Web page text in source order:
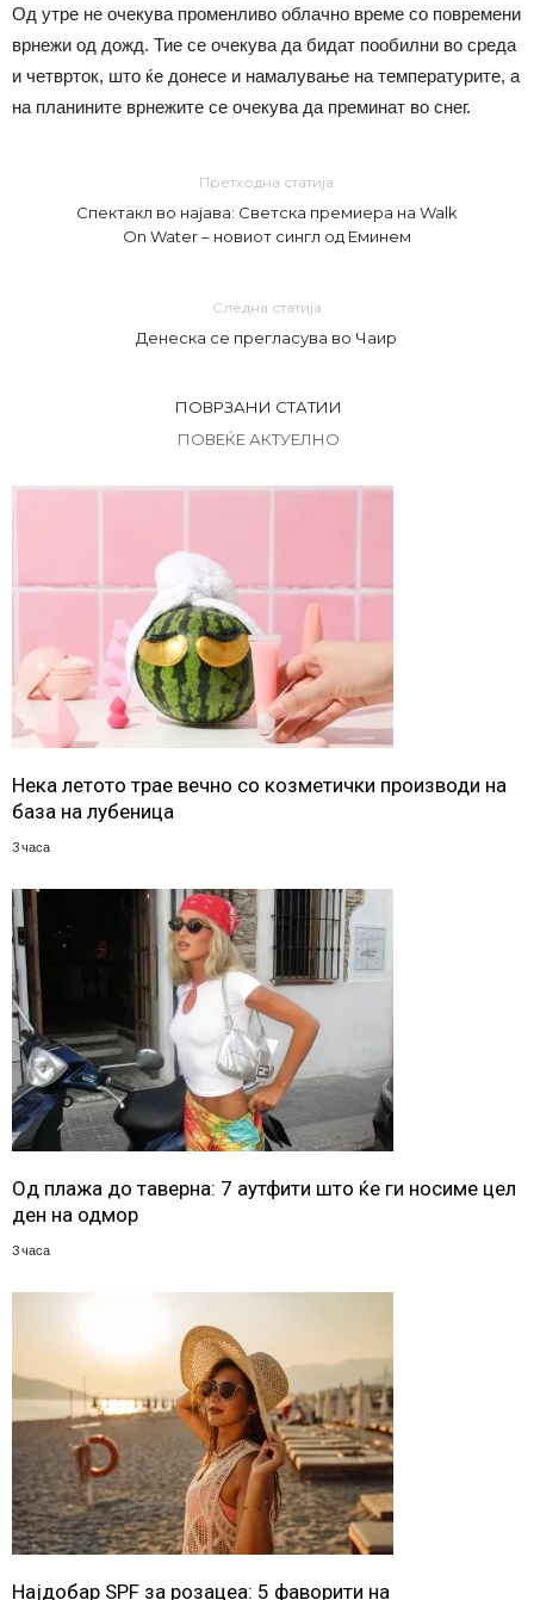
Од утре не очекува променливо облачно време со повремени
врнежи од дожд. Тие се очекува да бидат пообилни во среда
и четврток, што ќе донесе и намалување на температурите, а
на планините врнежите се очекува да преминат во снег.
Претходна статија
Спектакл во најава: Светска премиера на Walk
On Water – новиот сингл од Еминем
Следна статија
Денеска се прегласува во Чаир
ПОВРЗАНИ СТАТИИ
ПОВЕЌЕ АКТУЕЛНО
Нека летото трае вечно со козметички производи на
база на лубеница
3 часа
Од плажа до таверна: 7 аутфити што ќе ги носиме цел
ден на одмор
3 часа
Најдобар SPF за розацеа: 5 фаворити на